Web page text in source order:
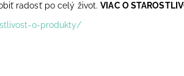
radosť po celý život.VIAC O
o-produkty/